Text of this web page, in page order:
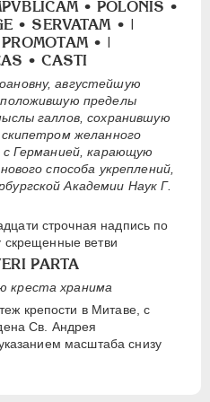
• POLONIS •
• SERVATAM • |
• |
• CASTI
августейшую
пределы
галлов, сохранившую
желанного
Германией, карающую
способа укреплений,
Академии Наук Г.
строчная надпись по
ветви
PARTA
креста хранима
крепости в Митаве, с
Св. Андрея
масштаба снизу